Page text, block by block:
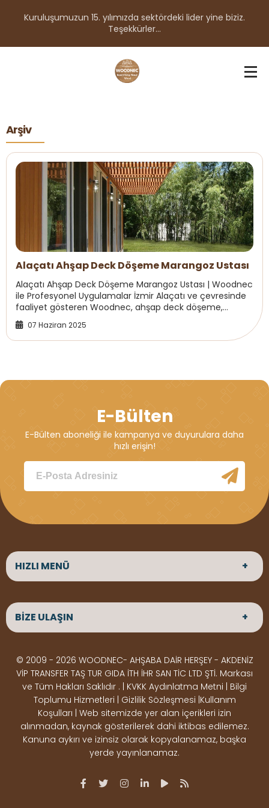
Kuruluşumuzun 15. yılımızda sektördeki lider yine biziz.
Teşekkürler...
Arşiv
Alaçatı Ahşap Deck Döşeme Marangoz Ustası
Alaçatı Ahşap Deck Döşeme Marangoz Ustası | Woodnec
ile Profesyonel Uygulamalar İzmir Alaçatı ve çevresinde
faaliyet gösteren Woodnec, ahşap deck döşeme,
kompozit deck uygulamaları, yürüyüş yolları ve...
07 Haziran 2025
E-Bülten
E-Bülten aboneliği ile kampanya ve duyurulara daha
hızlı erişin!
HIZLI MENÜ
ANASAYFA
HAKKIMIZDA
ÜRÜNLER
Çeşitlerimiz
Çeşitlerimiz
Kereste
Çeşitlerimiz
Ahşap
Pergole
Ürünler
Deck Montaj
Ahşap
Dekorasyon
OSB,
BİZE ULAŞIN
BİZE ULAŞIN
Altınkale mah Osmangazi cad. no 355 Döşemealtı
Antalya
ÇALIŞMA SAATLERİ
Hafta içi : Haftaiçi 09:00 - 18:00
Hafta sonu : Cumartesi 10:00 - 15:00
İLETİŞİM
© 2009 - 2026 WOODNEC- AHŞABA DAİR HERŞEY - AKDENİZ
VİP TRANSFER TAŞ TUR GIDA İTH İHR SAN TİC LTD ŞTİ. Markası
ve Tüm Hakları Saklıdır . | KVKK Aydınlatma Metni | Bilgi
Toplumu Hizmetleri | Gizlilik Sözleşmesi |Kullanım
Koşulları | Web sitemizde yer alan içerikleri izin
alınmadan, kaynak gösterilerek dahi iktibas edilemez.
Kanuna aykırı ve izinsiz olarak kopyalanamaz, başka
yerde yayınlanamaz.